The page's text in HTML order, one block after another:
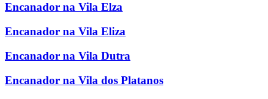
Encanador na Vila Elza
Encanador na Vila Eliza
Encanador na Vila Dutra
Encanador na Vila dos Platanos